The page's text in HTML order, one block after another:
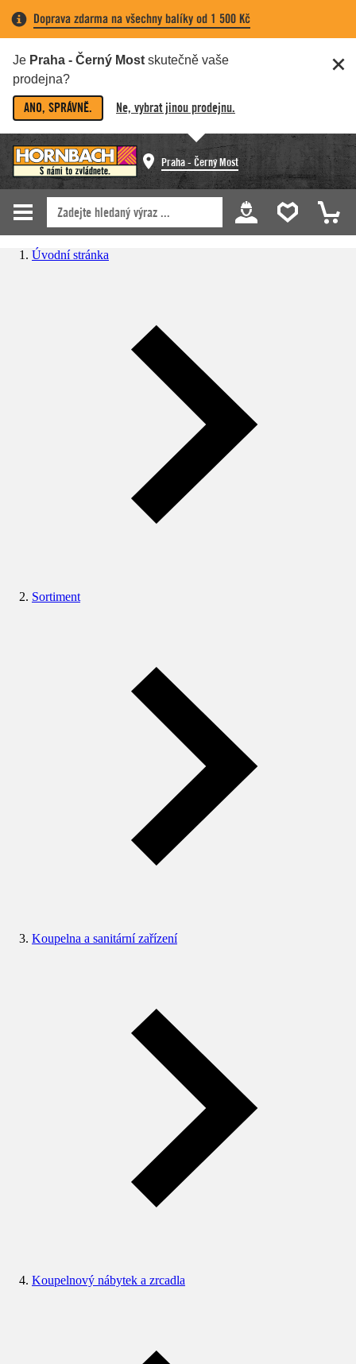
Doprava zdarma na všechny balíky od 1 500 Kč
Je Praha - Černý Most skutečně vaše
prodejna?
ANO, SPRÁVNĚ. Ne, vybrat jinou prodejnu.
Praha - Černý Most
Úvodní stránka
Sortiment
Koupelna a sanitární zařízení
Koupelnový nábytek a zrcadla